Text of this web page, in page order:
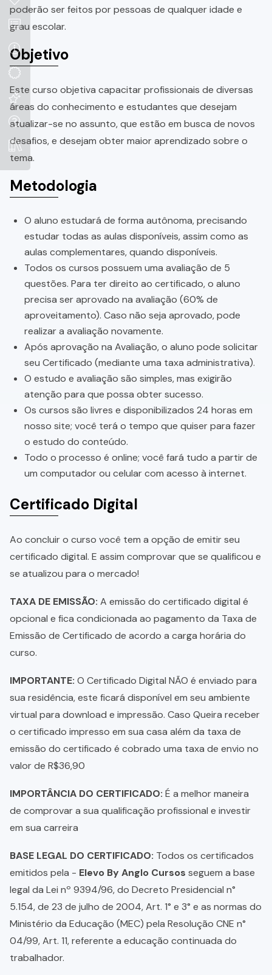
poderão ser feitos por pessoas de qualquer idade e
grau escolar.
Objetivo
Este curso objetiva capacitar profissionais de diversas
áreas do conhecimento e estudantes que desejam
atualizar-se no assunto, que estão em busca de novos
desafios, e desejam obter maior aprendizado sobre o
tema.
Metodologia
O aluno estudará de forma autônoma, precisando
estudar todas as aulas disponíveis, assim como as
aulas complementares, quando disponíveis.
Todos os cursos possuem uma avaliação de 5
questões. Para ter direito ao certificado, o aluno
precisa ser aprovado na avaliação (60% de
aproveitamento). Caso não seja aprovado, pode
realizar a avaliação novamente.
Após aprovação na Avaliação, o aluno pode solicitar
seu Certificado (mediante uma taxa administrativa).
O estudo e avaliação são simples, mas exigirão
atenção para que possa obter sucesso.
Os cursos são livres e disponibilizados 24 horas em
nosso site; você terá o tempo que quiser para fazer
o estudo do conteúdo.
Todo o processo é online; você fará tudo a partir de
um computador ou celular com acesso à internet.
Certificado Digital
Ao concluir o curso você tem a opção de emitir seu
certificado digital. E assim comprovar que se qualificou e
se atualizou para o mercado!
TAXA DE EMISSÃO: A emissão do certificado digital é
opcional e fica condicionada ao pagamento da Taxa de
Emissão de Certificado de acordo a carga horária do
curso.
IMPORTANTE: O Certificado Digital NÃO é enviado para
sua residência, este ficará disponível em seu ambiente
virtual para download e impressão. Caso Queira receber
o certificado impresso em sua casa além da taxa de
emissão do certificado é cobrado uma taxa de envio no
valor de R$36,90
IMPORTÂNCIA DO CERTIFICADO: É a melhor maneira
de comprovar a sua qualificação profissional e investir
em sua carreira
BASE LEGAL DO CERTIFICADO: Todos os certificados
emitidos pela - Elevo By Anglo Cursos seguem a base
legal da Lei nº 9394/96, do Decreto Presidencial n°
5.154, de 23 de julho de 2004, Art. 1° e 3° e as normas do
Ministério da Educação (MEC) pela Resolução CNE n°
04/99, Art. 11, referente a educação continuada do
trabalhador.